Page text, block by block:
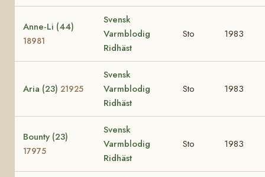
Anne-Li (44)
18981
Svensk
Varmblodig
Ridhäst
Sto 1983
Aria (23) 21925
Svensk
Varmblodig
Ridhäst
Sto 1983
Bounty (23)
17975
Svensk
Varmblodig
Ridhäst
Sto 1983